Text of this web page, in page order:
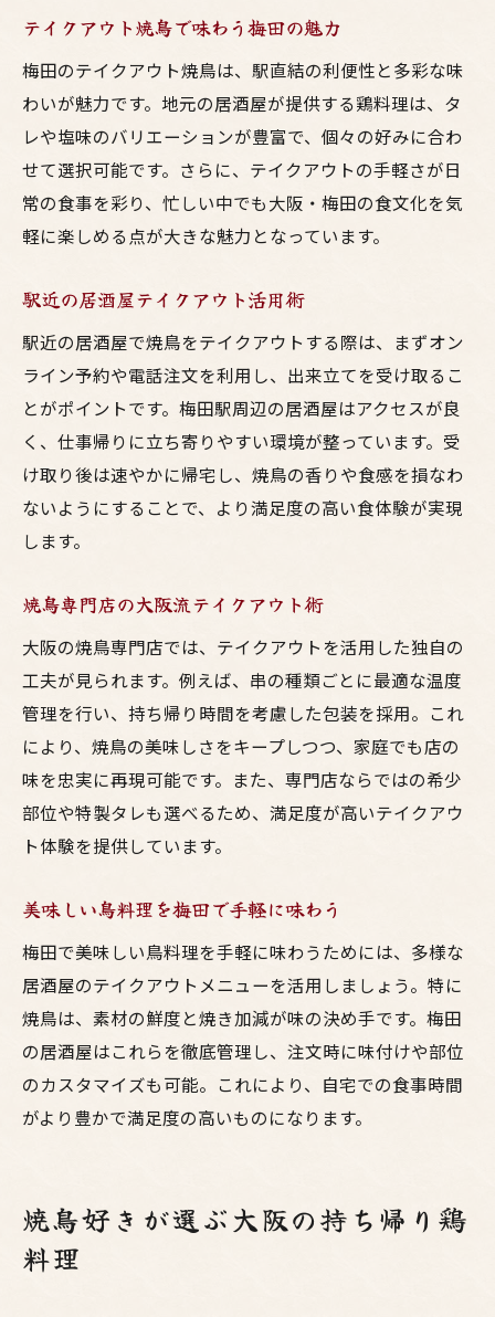
テイクアウト焼鳥で時短ディナーを実現
梅田で迷わない焼鳥テイクアウトのコツ
テイクアウトなら梅田の百貨店焼鳥が便利
百貨店の焼鳥テイクアウトは利便性抜群
梅田で人気の鳥料理を百貨店で持ち帰り
大阪の百貨店焼鳥は手土産にもおすすめ
梅田で美味しい焼鳥を探すなら百貨店も注
目
百貨店のテイクアウト焼鳥で満足度アップ
忙しい日に便利な梅田の焼鳥テイクアウト
持ち帰り焼鳥で自宅ごはんをランクアップ
手軽で美味しい鳥料理を梅田で調達
焼鳥のテイクアウトで時短夕食を実現
大阪の居酒屋焼鳥を家族で楽しむ方法
焼鳥テイクアウトを大阪で満喫するコツ
大阪の居酒屋焼鳥を美味しく持ち帰るコツ
焼鳥テイクアウトで味を落とさない方法
居酒屋の焼鳥を美味しく保つテクニック
大阪で満足度の高い焼鳥テイクアウト体験
美味しい鶏料理を梅田で持ち帰る楽しみ方
焼鳥と鳥料理のテイクアウト楽しみ方
梅田の居酒屋で味わう絶品鳥料理の魅力
大阪で人気の焼鳥を自宅で堪能するコツ
居酒屋の焼鳥をシーン別に楽しむ方法
テイクアウト焼鳥で味わう梅田の魅力
梅田のテイクアウト焼鳥は、駅直結の利便性と多彩な味
わいが魅力です。地元の居酒屋が提供する鶏料理は、タ
レや塩味のバリエーションが豊富で、個々の好みに合わ
せて選択可能です。さらに、テイクアウトの手軽さが日
常の食事を彩り、忙しい中でも大阪・梅田の食文化を気
軽に楽しめる点が大きな魅力となっています。
駅近の居酒屋テイクアウト活用術
駅近の居酒屋で焼鳥をテイクアウトする際は、まずオン
ライン予約や電話注文を利用し、出来立てを受け取るこ
とがポイントです。梅田駅周辺の居酒屋はアクセスが良
く、仕事帰りに立ち寄りやすい環境が整っています。受
け取り後は速やかに帰宅し、焼鳥の香りや食感を損なわ
ないようにすることで、より満足度の高い食体験が実現
します。
焼鳥専門店の大阪流テイクアウト術
大阪の焼鳥専門店では、テイクアウトを活用した独自の
工夫が見られます。例えば、串の種類ごとに最適な温度
管理を行い、持ち帰り時間を考慮した包装を採用。これ
により、焼鳥の美味しさをキープしつつ、家庭でも店の
味を忠実に再現可能です。また、専門店ならではの希少
部位や特製タレも選べるため、満足度が高いテイクアウ
ト体験を提供しています。
美味しい鳥料理を梅田で手軽に味わう
梅田で美味しい鳥料理を手軽に味わうためには、多様な
居酒屋のテイクアウトメニューを活用しましょう。特に
焼鳥は、素材の鮮度と焼き加減が味の決め手です。梅田
の居酒屋はこれらを徹底管理し、注文時に味付けや部位
のカスタマイズも可能。これにより、自宅での食事時間
がより豊かで満足度の高いものになります。
焼鳥好きが選ぶ大阪の持ち帰り鶏
料理